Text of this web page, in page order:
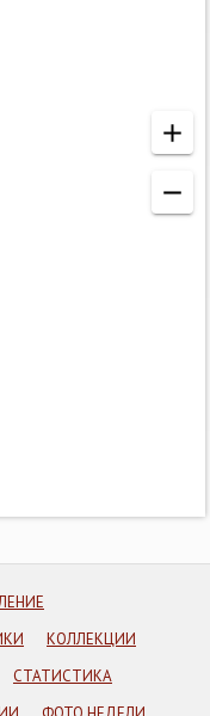
КОЛЛЕКЦИИ
СТАТИСТИКА